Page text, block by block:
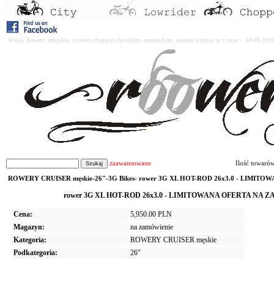
Witaj. Rowery miejskie, cruiser, chopper, lowrider, amsterdam, custom kupisz tu i teraz : 08-08-
zaawansowane Ilość
ROWERY CRUISER męskie-26"-3G Bikes- rower 3G XL HOT-ROD 26x3.0 -
rower 3G XL HOT-ROD 26x3.0 - LIMITOWANA OFERTA NA
Cena:
5,950.00 PLN
Magazyn:
na zamówienie
Kategoria:
ROWERY CRUISER męskie
Podkategoria:
26"